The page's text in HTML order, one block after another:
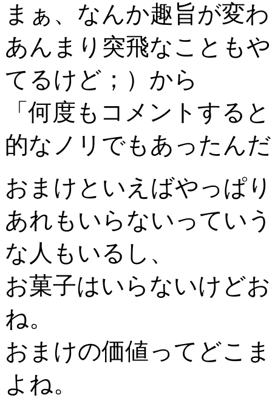
まぁ、なんか趣旨が変
あんまり突飛なことも
てるけど；）から
「何度もコメントする
的なノリでもあったん
おまけといえばやっぱ
あれもいらないってい
な人もいるし、
お菓子はいらないけど
ね。
おまけの価値ってどこ
よね。